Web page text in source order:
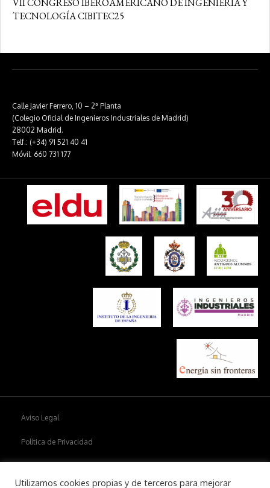
VII CONGRESO IBEROAMERICANO DE INGENIERÍA Y
TECNOLOGÍA CIBITEC25
Calle Javier Ferrero, 10 – 2ª Planta
(Colegio Oficial de Ingenieros Industriales de Madrid)
28002 Madrid.
Telf.: (+34) 91 521 40 41
Móvil: 660 731 177
Aviso Legal
Política de Privacidad
Utilizamos cookies propias y de terceros para mejorar